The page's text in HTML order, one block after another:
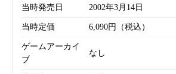
当時発売日 2002年3月14日
当時定価 6,090円（税込）
ゲームアーカイ
ブ
なし